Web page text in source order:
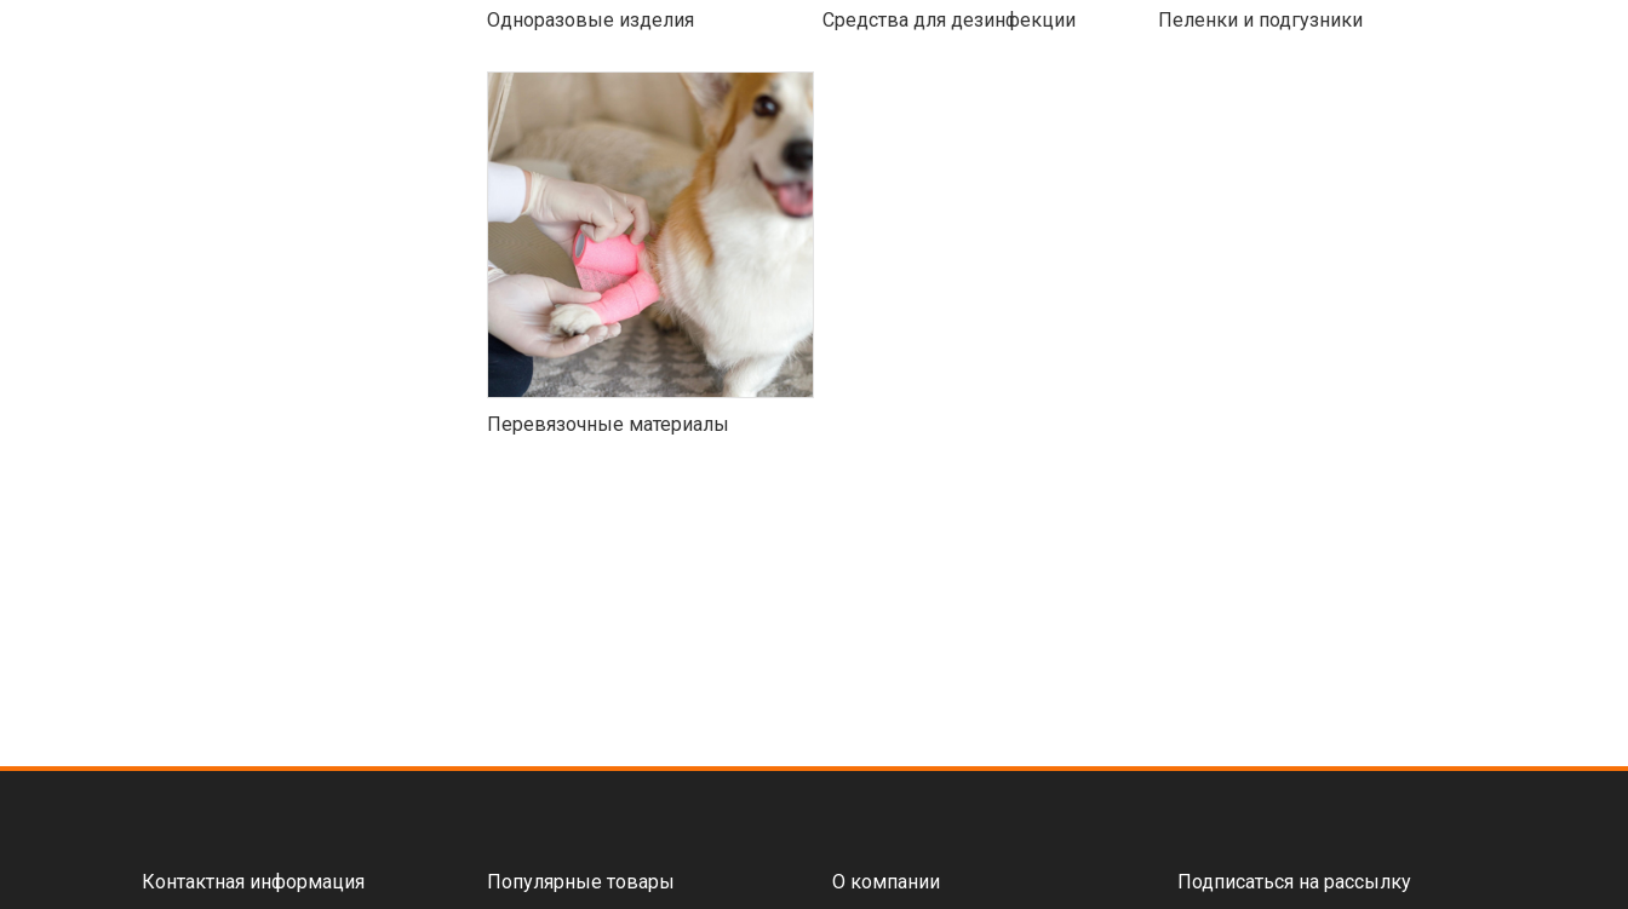
Одноразовые изделия Средства для дезинфекции Пеленки и подгузники
Перевязочные материалы
Контактная информация Популярные товары О компании Подписаться на рассылку